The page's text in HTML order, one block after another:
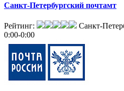
Санкт-Петербургский почтамт
Рейтинг:
Санкт-
0:00-0:00